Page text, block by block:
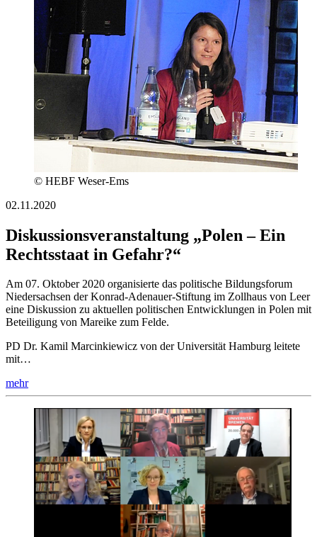
© HEBF Weser-Ems
02.11.2020
Diskussionsveranstaltung „Polen – Ein
Rechtsstaat in Gefahr?“
Am 07. Oktober 2020 organisierte das politische Bildungsforum
Niedersachsen der Konrad-Adenauer-Stiftung im Zollhaus von Leer
eine Diskussion zu aktuellen politischen Entwicklungen in Polen mit
Beteiligung von Mareike zum Felde.
PD Dr. Kamil Marcinkiewicz von der Universität Hamburg leitete
mit…
mehr